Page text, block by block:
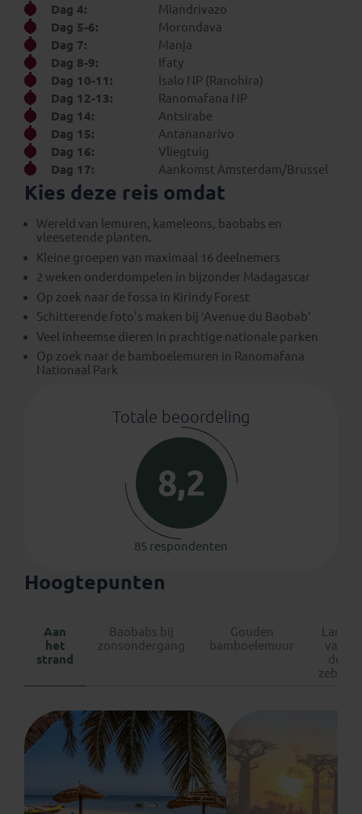
Dag 4:
Miandrivazo
Dag 5-6:
Morondava
Dag 7:
Manja
Dag 8-9:
Ifaty
Dag 10-11:
Isalo NP (Ranohira)
Dag 12-13:
Ranomafana NP
Dag 14:
Antsirabe
Dag 15:
Antananarivo
Dag 16:
Vliegtuig
Dag 17:
Aankomst Amsterdam/Brussel
Kies deze reis omdat
Wereld van lemuren, kameleons, baobabs en
vleesetende planten.
Kleine groepen van maximaal 16 deelnemers
2 weken onderdompelen in bijzonder Madagascar
Op zoek naar de fossa in Kirindy Forest
Schitterende foto's maken bij ‘Avenue du Baobab’
Veel inheemse dieren in prachtige nationale parken
Op zoek naar de bamboelemuren in Ranomafana
Nationaal Park
Totale beoordeling
8,2
85 respondenten
Hoogtepunten
Aan
het
strand
Baobabs bij
zonsondergang
Gouden
bamboelemuur
Land
van
de
zeboe